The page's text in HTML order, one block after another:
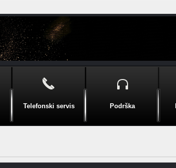
Telefonski servis Podrška